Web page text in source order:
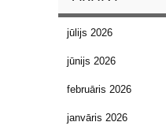
jūlijs 2026
jūnijs 2026
februāris 2026
janvāris 2026